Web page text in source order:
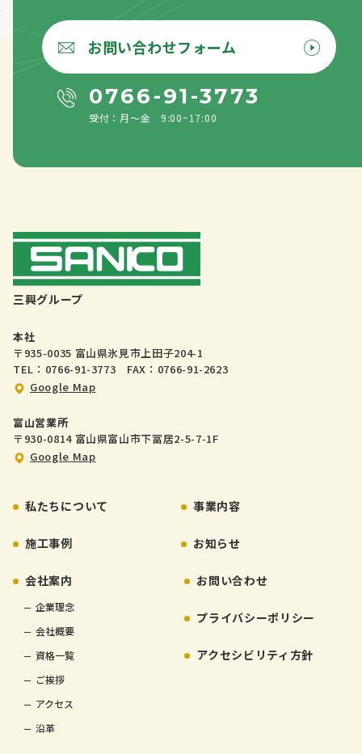
お問い合わせフォーム
0766-91-3773
受付：月〜金 9:00~17:00
三興グループ
本社
〒935-0035 富山県氷見市上田子204-1
TEL：0766-91-3773 FAX：0766-91-2623
Google Map
富山営業所
〒930-0814 富山県富山市下冨居2-5-7-1F
Google Map
私たちについて 事業内容
施工事例 お知らせ
会社案内
企業理念
会社概要
資格一覧
ご挨拶
アクセス
沿革
お問い合わせ
プライバシーポリシー
アクセシビリティ方針